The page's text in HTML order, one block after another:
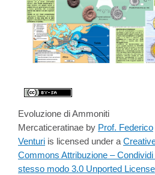
Evoluzione di Ammoniti
Mercaticeratinae by Prof. Federico
Venturi is licensed under a
Commons Attribuzione – Condividi
stesso modo 3.0 Unported License